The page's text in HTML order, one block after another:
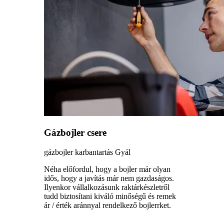
Gázbojler csere
gázbojler karbantartás Gyál
Néha előfordul, hogy a bojler már olyan
idős, hogy a javítás már nem gazdaságos.
Ilyenkor vállalkozásunk raktárkészletről
tudd biztosítani kiváló minőségű és remek
ár / érték aránnyal rendelkező bojlerrket.